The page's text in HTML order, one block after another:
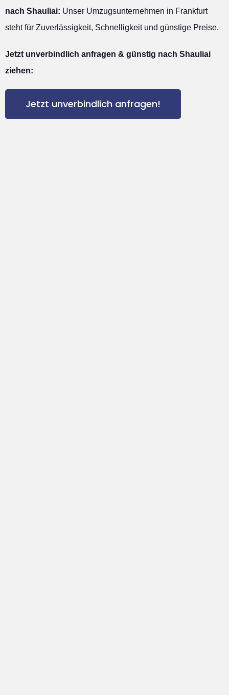
nach Shauliai: Unser Umzugsunternehmen in Frankfurt
steht für Zuverlässigkeit, Schnelligkeit und günstige Preise.
Jetzt unverbindlich anfragen & günstig nach Shauliai
ziehen:
Jetzt unverbindlich anfragen!